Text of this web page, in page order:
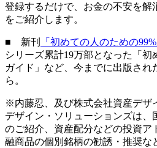
登録するだけで、お金の不安を解
をご紹介します。
■ 新刊 「初めての人のための
シリーズ累計19万部となった「初
ガイド」など、今までに出版され
ら。
※内藤忍、及び株式会社資産デザ
デザイン・ソリューションズは、
のご紹介、資産配分などの投資ア
融商品の個別銘柄の勧誘・推奨な